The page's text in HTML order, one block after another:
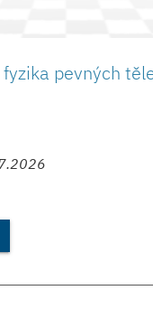
fyzika pevných